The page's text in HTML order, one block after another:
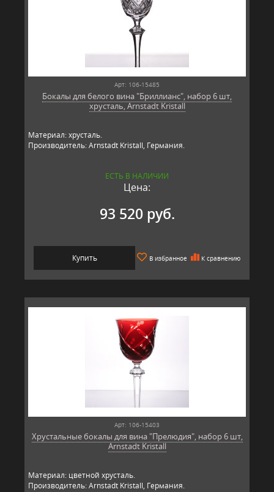
Арт: 106-15485
Бокалы для белого вина "Бриллианс", набор 6 шт,
хрусталь, Arnstadt Kristall
Материал: хрусталь.
Производитель: Arnstadt Kristall, Германия.
ЕСТЬ В НАЛИЧИИ
Цена:
93 520 руб.
Купить В избранное К сравнению
Арт: 106-15403
Хрустальные бокалы для вина "Прелюдия", набор 6 шт,
Arnstadt Kristall
Материал: цветной хрусталь.
Производитель: Arnstadt Kristall, Германия.